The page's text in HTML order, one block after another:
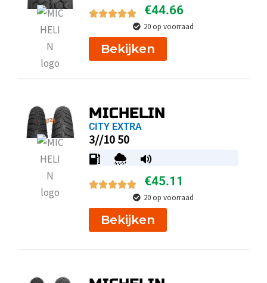
€44.66
20 op voorraad
Bekijken
MICHELIN
CITY EXTRA
3//10 50
€45.11
20 op voorraad
Bekijken